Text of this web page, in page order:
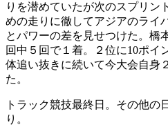
りを潜めていたが次のスプリン
めの走りに徹してアジアのライ
とパワーの差を見せつけた。橋
回中５回で１着。２位に10ポイ
体追い抜きに続いて今大会自身
た。
トラック競技最終日。その他の
り。